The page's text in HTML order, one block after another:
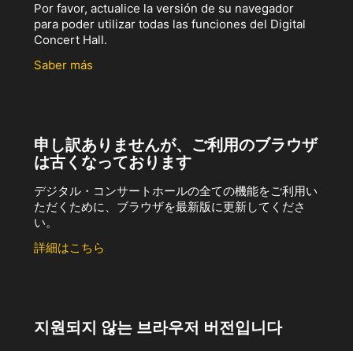
Por favor, actualice la versión de su navegador
para poder utilizar todas las funciones del Digital
Concert Hall.
Saber más
申し訳ありませんが、ご利用のブラウザ
は古くなっております
デジタル・コンサートホールの全ての機能をご利用い
ただくために、ブラウザを最新版に更新してくださ
い。
詳細はこちら
지원되지 않는 브라우저 버전입니다